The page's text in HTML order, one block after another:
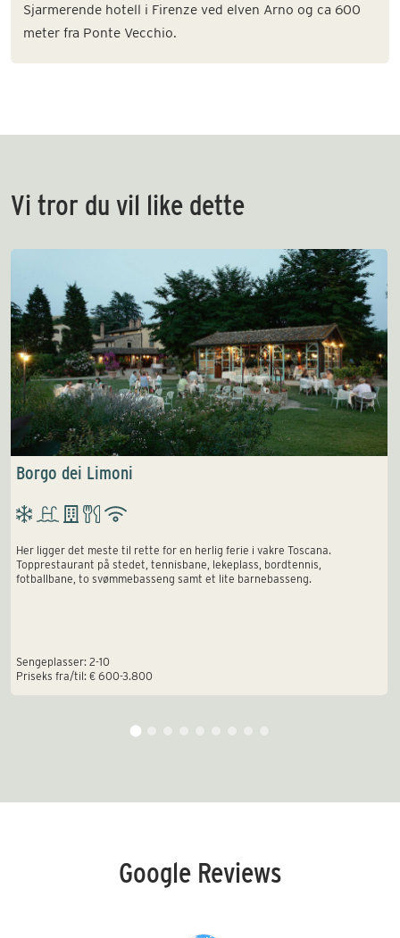
Sjarmerende hotell i Firenze ved elven Arno og ca 600
meter fra Ponte Vecchio.
Vi tror du vil like dette
Borgo dei Limoni
Her ligger det meste til rette for en herlig ferie i vakre Toscana.
Topprestaurant på stedet, tennisbane, lekeplass, bordtennis,
fotballbane, to svømmebasseng samt et lite barnebasseng.
Sengeplasser: 2-10
Priseks fra/til: € 600-3.800
Google Reviews